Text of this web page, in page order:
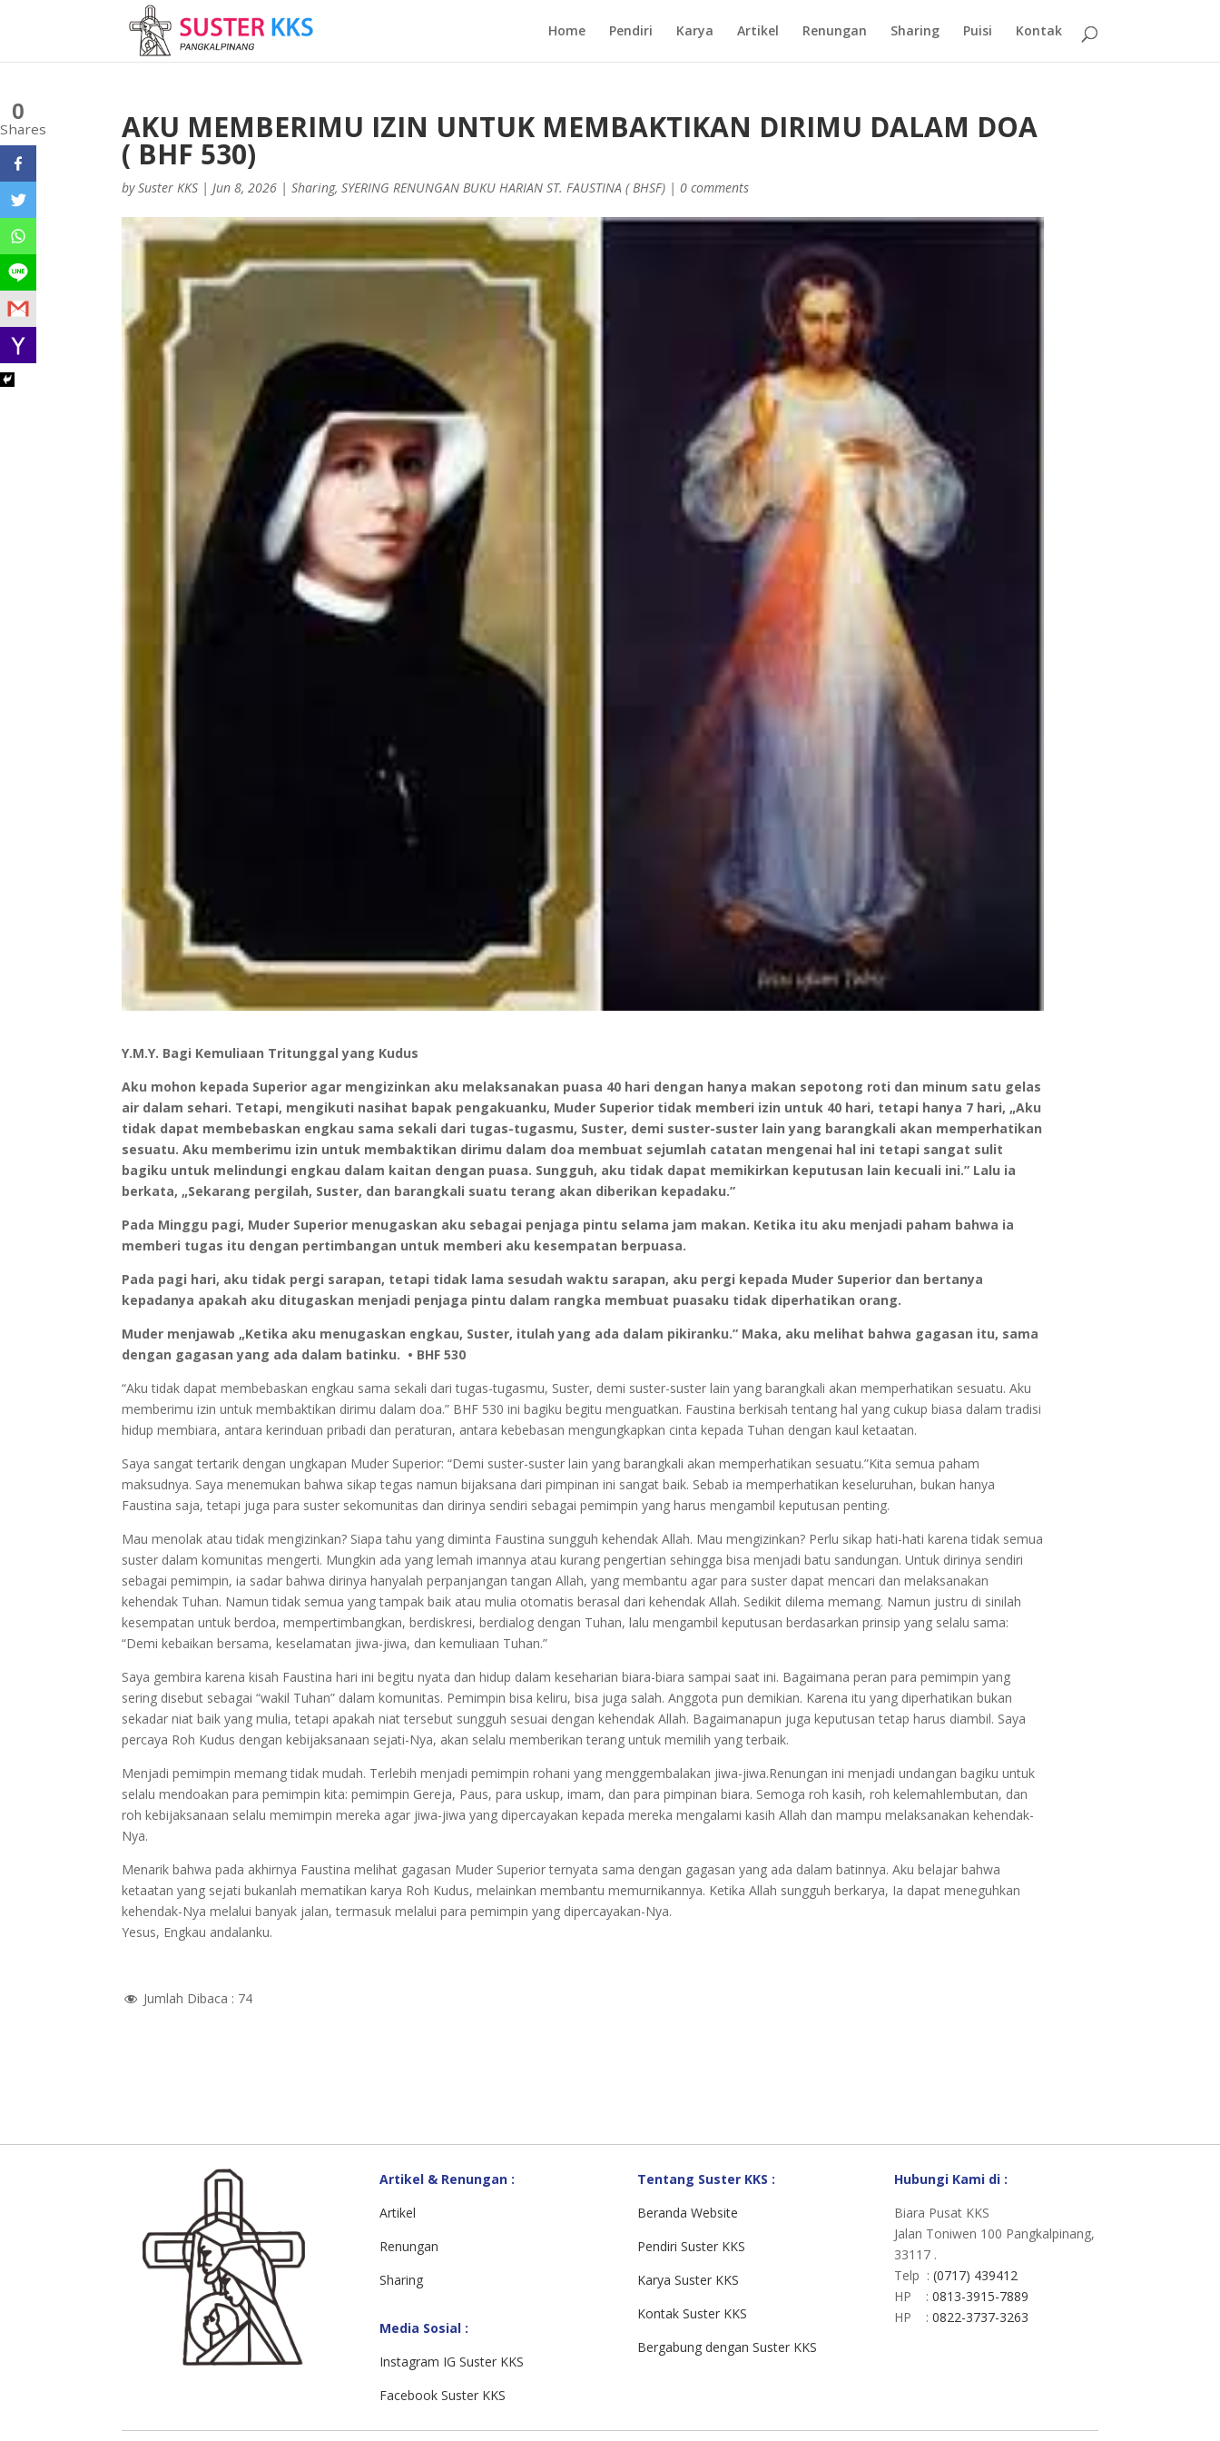
Home Pendiri Karya Artikel Renungan Sharing Puisi Kontak
AKU MEMBERIMU IZIN UNTUK MEMBAKTIKAN DIRIMU DALAM DOA
( BHF 530)
bySuster KKS |Jun 8, 2026 |Sharing,SYERING RENUNGAN BUKU HARIAN ST. FAUSTINA ( BHSF) |0 comments
Y.M.Y. Bagi Kemuliaan Tritunggal yang Kudus
Aku mohon kepada Superior agar mengizinkan aku melaksanakan puasa 40 hari dengan hanya makan sepotong roti dan minum satu gelas
air dalam sehari. Tetapi, mengikuti nasihat bapak pengakuanku, Muder Superior tidak memberi izin untuk 40 hari, tetapi hanya 7 hari, „Aku
tidak dapat membebaskan engkau sama sekali dari tugas-tugasmu, Suster, demi suster-suster lain yang barangkali akan memperhatikan
sesuatu. Aku memberimu izin untuk membaktikan dirimu dalam doa membuat sejumlah catatan mengenai hal ini tetapi sangat sulit
bagiku untuk melindungi engkau dalam kaitan dengan puasa. Sungguh, aku tidak dapat memikirkan keputusan lain kecuali ini.” Lalu ia
berkata, „Sekarang pergilah, Suster, dan barangkali suatu terang akan diberikan kepadaku.”
Pada Minggu pagi, Muder Superior menugaskan aku sebagai penjaga pintu selama jam makan. Ketika itu aku menjadi paham bahwa ia
memberi tugas itu dengan pertimbangan untuk memberi aku kesempatan berpuasa.
Pada pagi hari, aku tidak pergi sarapan, tetapi tidak lama sesudah waktu sarapan, aku pergi kepada Muder Superior dan bertanya
kepadanya apakah aku ditugaskan menjadi penjaga pintu dalam rangka membuat puasaku tidak diperhatikan orang.
Muder menjawab „Ketika aku menugaskan engkau, Suster, itulah yang ada dalam pikiranku.” Maka, aku melihat bahwa gagasan itu, sama
dengan gagasan yang ada dalam batinku. • BHF 530
“Aku tidak dapat membebaskan engkau sama sekali dari tugas-tugasmu, Suster, demi suster-suster lain yang barangkali akan memperhatikan sesuatu. Aku
memberimu izin untuk membaktikan dirimu dalam doa.” BHF 530 ini bagiku begitu menguatkan. Faustina berkisah tentang hal yang cukup biasa dalam tradisi
hidup membiara, antara kerinduan pribadi dan peraturan, antara kebebasan mengungkapkan cinta kepada Tuhan dengan kaul ketaatan.
Saya sangat tertarik dengan ungkapan Muder Superior: “Demi suster-suster lain yang barangkali akan memperhatikan sesuatu.”Kita semua paham
maksudnya. Saya menemukan bahwa sikap tegas namun bijaksana dari pimpinan ini sangat baik. Sebab ia memperhatikan keseluruhan, bukan hanya
Faustina saja, tetapi juga para suster sekomunitas dan dirinya sendiri sebagai pemimpin yang harus mengambil keputusan penting.
Mau menolak atau tidak mengizinkan? Siapa tahu yang diminta Faustina sungguh kehendak Allah. Mau mengizinkan? Perlu sikap hati-hati karena tidak semua
suster dalam komunitas mengerti. Mungkin ada yang lemah imannya atau kurang pengertian sehingga bisa menjadi batu sandungan. Untuk dirinya sendiri
sebagai pemimpin, ia sadar bahwa dirinya hanyalah perpanjangan tangan Allah, yang membantu agar para suster dapat mencari dan melaksanakan
kehendak Tuhan. Namun tidak semua yang tampak baik atau mulia otomatis berasal dari kehendak Allah. Sedikit dilema memang. Namun justru di sinilah
kesempatan untuk berdoa, mempertimbangkan, berdiskresi, berdialog dengan Tuhan, lalu mengambil keputusan berdasarkan prinsip yang selalu sama:
“Demi kebaikan bersama, keselamatan jiwa-jiwa, dan kemuliaan Tuhan.”
Saya gembira karena kisah Faustina hari ini begitu nyata dan hidup dalam keseharian biara-biara sampai saat ini. Bagaimana peran para pemimpin yang
sering disebut sebagai “wakil Tuhan” dalam komunitas. Pemimpin bisa keliru, bisa juga salah. Anggota pun demikian. Karena itu yang diperhatikan bukan
sekadar niat baik yang mulia, tetapi apakah niat tersebut sungguh sesuai dengan kehendak Allah. Bagaimanapun juga keputusan tetap harus diambil. Saya
percaya Roh Kudus dengan kebijaksanaan sejati-Nya, akan selalu memberikan terang untuk memilih yang terbaik.
Menjadi pemimpin memang tidak mudah. Terlebih menjadi pemimpin rohani yang menggembalakan jiwa-jiwa.Renungan ini menjadi undangan bagiku untuk
selalu mendoakan para pemimpin kita: pemimpin Gereja, Paus, para uskup, imam, dan para pimpinan biara. Semoga roh kasih, roh kelemahlembutan, dan
roh kebijaksanaan selalu memimpin mereka agar jiwa-jiwa yang dipercayakan kepada mereka mengalami kasih Allah dan mampu melaksanakan kehendak-
Nya.
Menarik bahwa pada akhirnya Faustina melihat gagasan Muder Superior ternyata sama dengan gagasan yang ada dalam batinnya. Aku belajar bahwa
ketaatan yang sejati bukanlah mematikan karya Roh Kudus, melainkan membantu memurnikannya. Ketika Allah sungguh berkarya, Ia dapat meneguhkan
kehendak-Nya melalui banyak jalan, termasuk melalui para pemimpin yang dipercayakan-Nya.
Yesus, Engkau andalanku.
Jumlah Dibaca : 74
0
Shares
Artikel & Renungan :
Artikel
Renungan
Sharing
Media Sosial :
Instagram IG Suster KKS
Facebook Suster KKS
Tentang Suster KKS :
Beranda Website
Pendiri Suster KKS
Karya Suster KKS
Kontak Suster KKS
Bergabung dengan Suster KKS
Hubungi Kami di :
Biara Pusat KKS
Jalan Toniwen 100 Pangkalpinang,
33117 .
Telp :(0717) 439412
HP :0813-3915-7889
HP :0822-3737-3263